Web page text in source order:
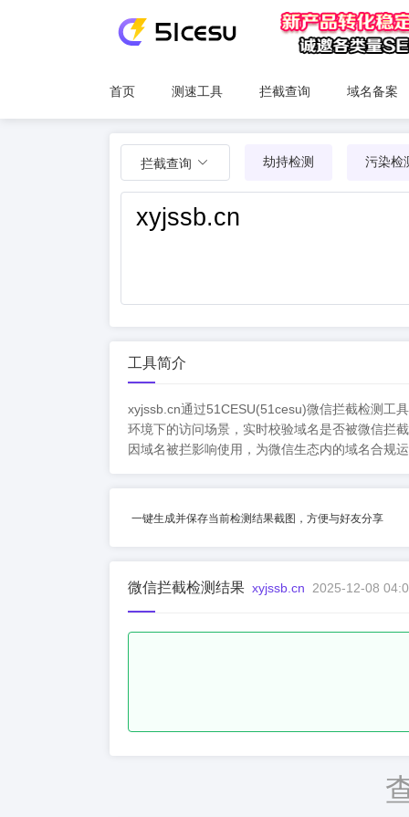
首页 测速工具 拦截查询 域名备案
拦截查询 劫持检测 污染检
工具简介
xyjssb.cn通过51CESU(51cesu)微信拦截检测工
环境下的访问场景，实时校验域名是否被微信拦
因域名被拦影响使用，为微信生态内的域名合规
一键生成并保存当前检测结果截图，方便与好友分享
微信拦截检测结果 xyjssb.cn 2025-12-08